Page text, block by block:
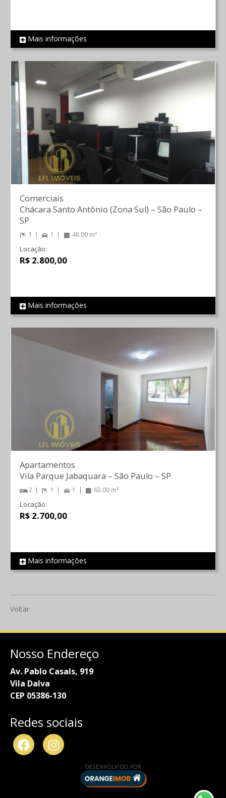
REF 669
Mais informações
REF 478
Comerciais
Chácara Santo Antônio (Zona Sul) – São Paulo –
SP
1 1 48.00 m²
Locação:
R$ 2.800,00
Mais informações
REF 855
Apartamentos
Vila Parque Jabaquara – São Paulo – SP
2 1 1 63.00 m²
Locação:
R$ 2.700,00
Mais informações
Voltar
Nosso Endereço
Av. Pablo Casals, 919
Vila Dalva
CEP 05386-130
Redes sociais
DESENVOLVIDO POR